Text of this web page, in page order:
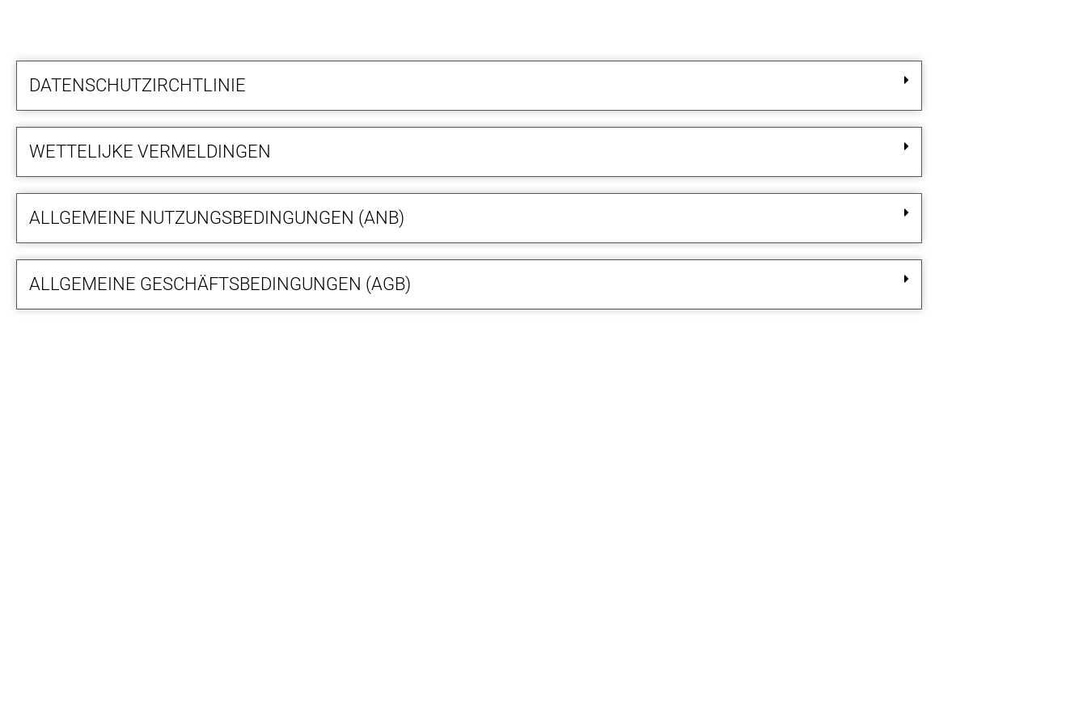
DATENSCHUTZIRCHTLINIE
WETTELIJKE VERMELDINGEN
ALLGEMEINE NUTZUNGSBEDINGUNGEN (ANB)
ALLGEMEINE GESCHÄFTSBEDINGUNGEN (AGB)